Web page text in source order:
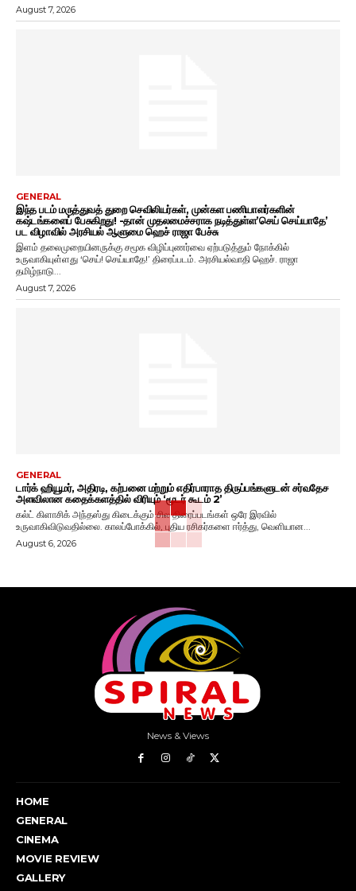
August 7, 2026
GENERAL
இந்த படம் மருத்துவத் துறை செவிலியர்கள், முன்கள பணியாளர்களின்
கஷ்டங்களைப் பேசுகிறது! -தான் முதலமைச்சராக நடித்துள்ள’செய் செய்யாதே’
பட விழாவில் அரசியல் ஆளுமை ஹெச் ராஜா பேச்சு
இளம் தலைமுறையினருக்கு சமூக விழிப்புணர்வை ஏற்படுத்தும் நோக்கில்
உருவாகியுள்ளது ‘செய்! செய்யாதே!’ திரைப்படம். அரசியல்வாதி ஹெச். ராஜா
தமிழ்நாடு...
August 7, 2026
GENERAL
டார்க் ஹியூமர், அதிரடி, கற்பனை மற்றும் எதிர்பாராத திருப்பங்களுடன் சர்வதேச
அளவிலான கதைக்களத்தில் விரியும் ‘மூடர் கூடம் 2’
கல்ட் கிளாசிக் அந்தஸ்து கிடைக்கும் சில திரைப்படங்கள் ஒரே இரவில்
உருவாகிவிடுவதில்லை. காலப்போக்கில், புதிய ரசிகர்களை ஈர்த்து, வெளியான...
August 6, 2026
News & Views
HOME
GENERAL
CINEMA
MOVIE REVIEW
GALLERY